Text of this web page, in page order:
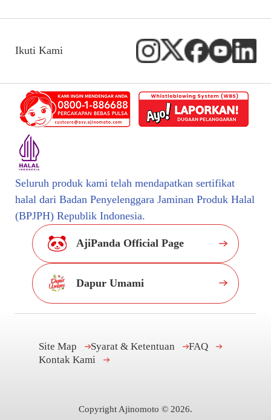
Ikuti Kami
Seluruh produk kami telah mendapatkan sertifikat
halal dari Badan Penyelenggara Jaminan Produk Halal
(BPJPH) Republik Indonesia.
AjiPanda Official Page
Dapur Umami
Site Map Syarat & Ketentuan
FAQ
Kontak Kami
Copyright Ajinomoto © 2026.